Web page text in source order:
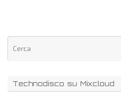
Technodisco su Mixcloud